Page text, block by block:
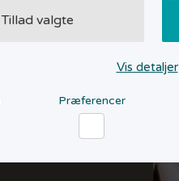
Tillad valgte
Vis detaljer
Præferencer